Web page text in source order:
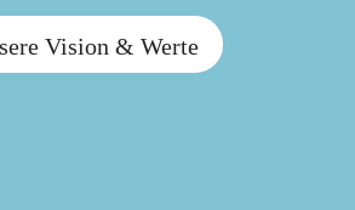
Vision & Werte